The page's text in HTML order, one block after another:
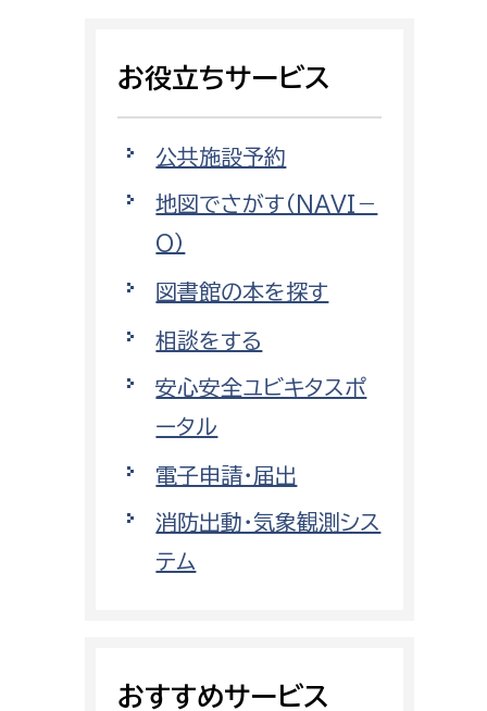
支払いをしたい
働きたい
小田原のことを知りたい
イベント・講座などに参加したい
まちづくりに関わりたい
環境部
環境政策課
ゼロカーボン推進課
環境保護課
都市政策課
お役立ちサービス
公共施設予約
地図でさがす（NAVI－
O）
図書館の本を探す
相談をする
安心安全ユビキタスポ
ータル
電子申請・届出
消防出動・気象観測シス
テム
おすすめサービス